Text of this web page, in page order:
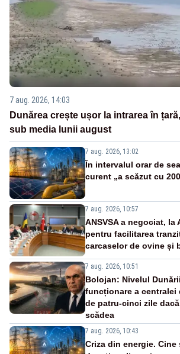
7 aug. 2026, 14:03
Dunărea crește ușor la intrarea în
sub media lunii august
7 aug. 2026, 13:02
În intervalul orar de
curent „a scăzut cu
7 aug. 2026, 10:57
ANSVSA a negociat, la
pentru facilitarea
carcaselor de ovine și
7 aug. 2026, 10:51
Bolojan: Nivelul
funcționare a centralei
de patru-cinci zile
scădea
7 aug. 2026, 10:43
Criza din energie. Cine